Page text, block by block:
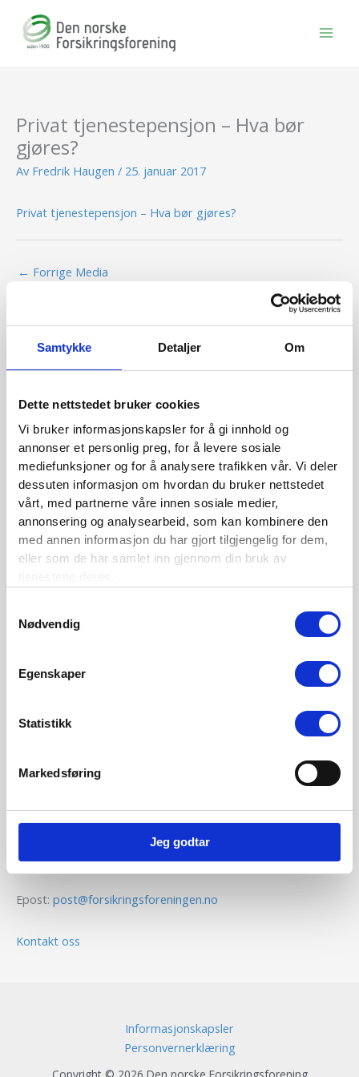
Samtykke Detaljer Om
Dette nettstedet bruker cookies
Vi bruker informasjonskapsler for å gi innhold og
annonser et personlig preg, for å levere sosiale
mediefunksjoner og for å analysere trafikken vår. Vi deler
dessuten informasjon om hvordan du bruker nettstedet
vårt, med partnerne våre innen sosiale medier,
annonsering og analysearbeid, som kan kombinere den
med annen informasjon du har gjort tilgjengelig for dem,
eller som de har samlet inn gjennom din bruk av
Nødvendig
Egenskaper
Statistikk
Markedsføring
Jeg godtar
Privat tjenestepensjon – Hva bør
gjøres?
Av Fredrik Haugen / 25. januar 2017
Privat tjenestepensjon – Hva bør gjøres?
← Forrige Media
BLI MEDLEM
Se medlemsfordeler og bli medlem her
Siste nytt
Nordisk Forsikringstidsskrift nr. 1/2026
Nominer din kandidat til Forsikringsprisen 2025
Nordisk Forsikringstidsskrift nr. 1/2025
Nordisk Forsikringstidsskrift nr. 3/2024
Nordisk Forsikringstidsskrift nr. 1/2024
Kontaktinformasjon
Den norske Forsikringsforening
0790 Oslo
Epost: post@forsikringsforeningen.no
Kontakt oss
Informasjonskapsler
Personvernerklæring
Copyright © 2026 Den norske Forsikringsforening